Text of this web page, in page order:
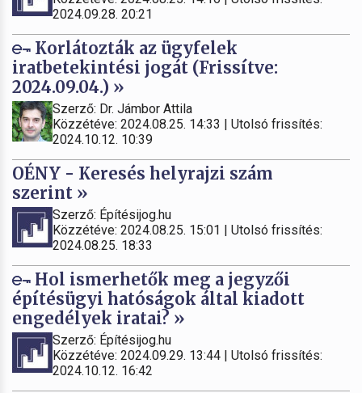
2024.09.28. 20:21
Korlátozták az ügyfelek
iratbetekintési jogát (Frissítve:
2024.09.04.) »
Szerző: Dr. Jámbor Attila
Közzétéve: 2024.08.25. 14:33 | Utolsó frissítés:
2024.10.12. 10:39
OÉNY - Keresés helyrajzi szám
szerint »
Szerző: Építésijog.hu
Közzétéve: 2024.08.25. 15:01 | Utolsó frissítés:
2024.08.25. 18:33
Hol ismerhetők meg a jegyzői
építésügyi hatóságok által kiadott
engedélyek iratai? »
Szerző: Építésijog.hu
Közzétéve: 2024.09.29. 13:44 | Utolsó frissítés:
2024.10.12. 16:42